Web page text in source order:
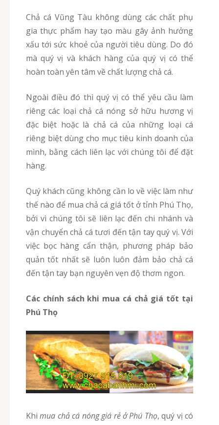
Chả cá Vũng Tàu không dùng các chất phụ
gia thực phẩm hay tạo màu gây ảnh hưởng
xấu tới sức khoẻ của người tiêu dùng. Do đó
mà quý vị và khách hàng của quý vị có thể
hoàn toàn yên tâm về chất lượng chả cá.
Ngoài điều đó thì quý vị có thể yêu cầu làm
riêng các loại chả cá nóng sở hữu hương vị
đặc biệt hoặc là chả cá của những loại cá
riêng biệt dùng cho mục tiêu kinh doanh của
mình, bằng cách liên lạc với chúng tôi để đặt
hàng.
Quý khách cũng không cần lo về việc làm như
thế nào để mua chả cá giá tốt ở tỉnh Phú Thọ,
bởi vì chúng tôi sẽ liên lạc đến chi nhánh và
vận chuyển chả cá tươi đến tận tay quý vị. Với
việc bọc hàng cẩn thận, phương pháp bảo
quản tốt nhất sẽ luôn luôn đảm bảo chả cá
đến tận tay bạn nguyên vẹn độ thơm ngon.
Các chính sách khi mua cá chả giá tốt tại
Phú Thọ
Khimua chả cá nóng giá rẻ ở Phú Thọ, quý vị có